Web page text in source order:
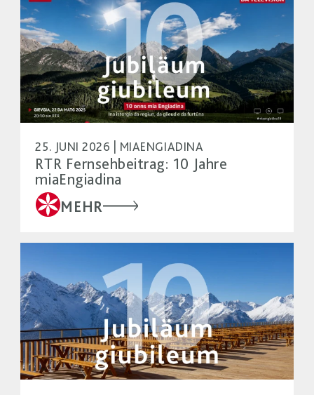
25. JUNI 2026 | MIAENGIADINA
RTR Fernsehbeitrag: 10 Jahre
miaEngiadina
MEHR